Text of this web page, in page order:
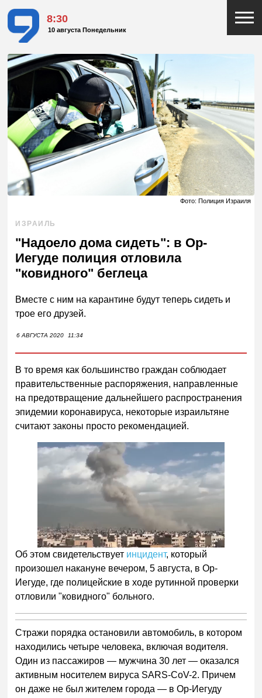
8:30
10 августа Понедельник
Фото: Полиция Израиля
ИЗРАИЛЬ
"Надоело дома сидеть": в Ор-
Иегуде полиция отловила
"ковидного" беглеца
Вместе с ним на карантине будут теперь сидеть и
трое его друзей.
6 АВГУСТА 2020 11:34
В то время как большинство граждан соблюдает
правительственные распоряжения, направленные
на предотвращение дальнейшего распространения
эпидемии коронавируса, некоторые израильтяне
считают законы просто рекомендацией.
Об этом свидетельствует инцидент, который
произошел накануне вечером, 5 августа, в Ор-
Иегуде, где полицейские в ходе рутинной проверки
отловили "ковидного" больного.
Стражи порядка остановили автомобиль, в котором
находились четыре человека, включая водителя.
Один из пассажиров — мужчина 30 лет — оказался
активным носителем вируса SARS-CoV-2. Причем
он даже не был жителем города — в Ор-Иегуду